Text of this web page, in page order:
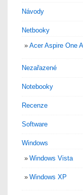
Návody
Netbooky
Acer Aspire One
Nezařazené
Notebooky
Recenze
Software
Windows
Windows Vista
Windows XP